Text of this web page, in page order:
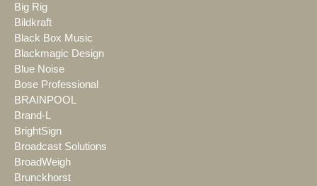
Big Rig
Bildkraft
Black Box Music
Blackmagic Design
Blue Noise
Bose Professional
BRAINPOOL
Brand-L
BrightSign
Broadcast Solutions
BroadWeigh
Brunckhorst